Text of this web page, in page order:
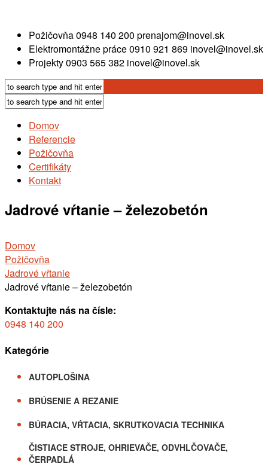
Požičovňa0948 140 200 prenajom@inovel.sk
Elektromontážne práce0910 921 869 inovel@inovel.sk
Projekty0903 565 382 inovel@inovel.sk
Domov
Referencie
Požičovňa
Certifikáty
Kontakt
Jadrové vŕtanie – železobetón
Domov
Požičovňa
Jadrové vŕtanie
Jadrové vŕtanie – železobetón
Kontaktujte nás na čísle:
0948 140 200
Kategórie
AUTOPLOŠINA
BRÚSENIE A REZANIE
BÚRACIA, VŔTACIA, SKRUTKOVACIA TECHNIKA
ČISTIACE STROJE, OHRIEVAČE, ODVHLČOVAČE,
ČERPADLÁ